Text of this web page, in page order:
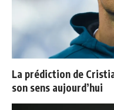
La prédiction de
son sens aujourd’hui